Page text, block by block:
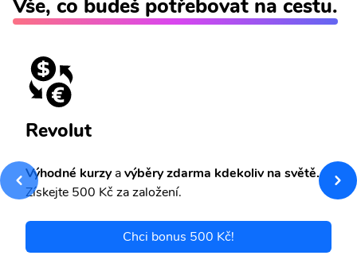
Vše, co budeš potřebovat na cestu.
Revolut
Výhodné kurzyavýběry zdarma kdekoliv na světě.
Získejte 500 Kč za založení.
Chci bonus 500 Kč!